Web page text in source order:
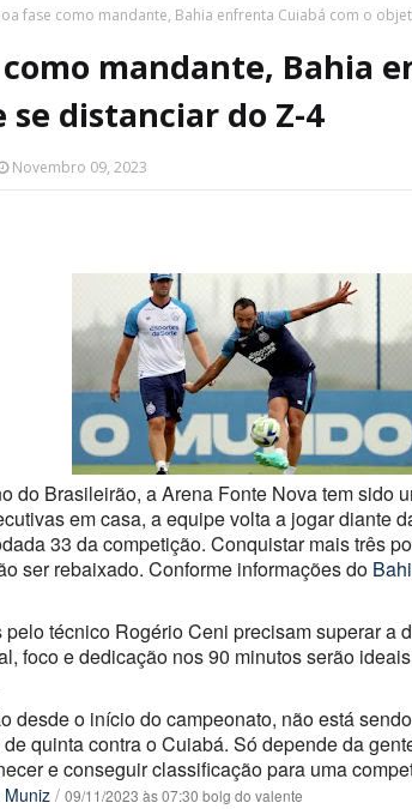
fase como mandante, Bahia enfrenta Cuiabá com o
como mandante, Bahia
se distanciar do Z-4
Novembro 09, 2023
do Brasileirão, a Arena Fonte Nova tem sido
em casa, a equipe volta a jogar diante
33 da competição. Conquistar mais três
ser rebaixado. Conforme informações do
técnico Rogério Ceni precisam superar a
foco e dedicação nos 90 minutos serão
desde o início do campeonato, não está
quinta contra o Cuiabá. Só depende da
e conseguir classificação para uma
Muniz / 09/11/2023 às 07:30 bolg do valente